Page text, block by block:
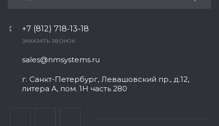
+7 (812) 718-13-18
ЗАКАЗАТЬ ЗВОНОК
sales@nmsystems.ru
г. Санкт-Петербург, Левашовский пр., д.12,
литера А, пом. 1Н часть 280